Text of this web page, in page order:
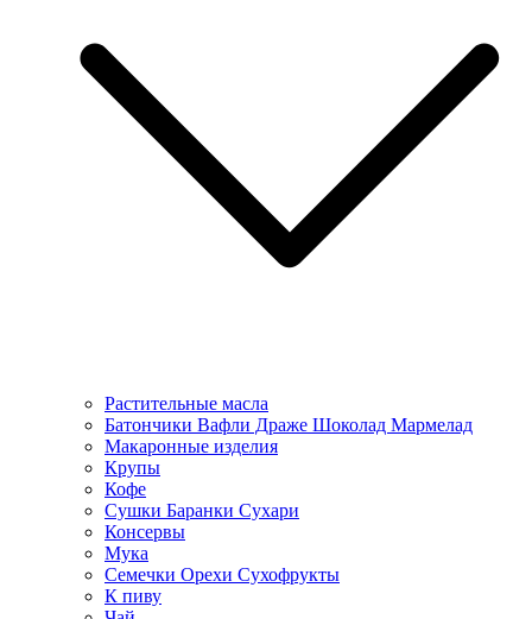
Растительные масла
Батончики Вафли Драже Шоколад Мармелад
Макаронные изделия
Крупы
Кофе
Сушки Баранки Сухари
Консервы
Мука
Семечки Орехи Сухофрукты
К пиву